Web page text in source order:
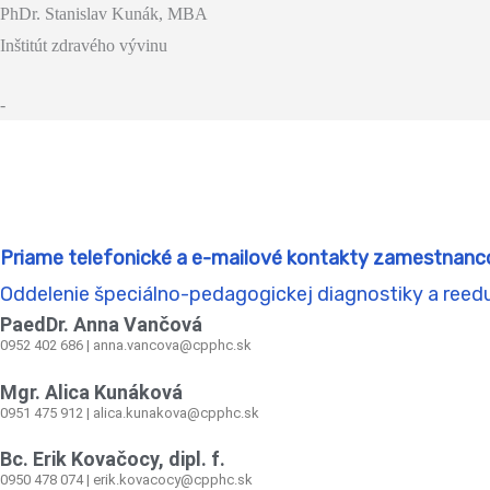
PhDr. Stanislav Kunák, MBA
Inštitút zdravého vývinu
-
Priame telefonické a e-mailové kontakty
Oddelenie špeciálno-pedagogickej diagnostiky a
PaedDr. Anna Vančová
0952 402 686 | anna.vancova@cpphc.sk
Mgr. Alica Kunáková
0951 475 912 | alica.kunakova@cpphc.sk
Bc. Erik Kovačocy, dipl. f.
0950 478 074 | erik.kovacocy@cpphc.sk